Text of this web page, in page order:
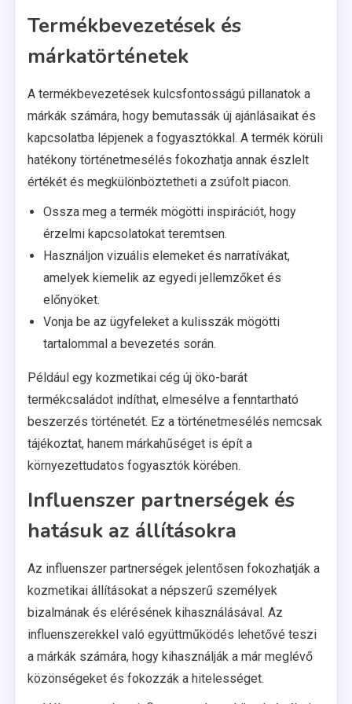
Termékbevezetések és
márkatörténetek
A termékbevezetések kulcsfontosságú pillanatok a
márkák számára, hogy bemutassák új ajánlásaikat és
kapcsolatba lépjenek a fogyasztókkal. A termék körüli
hatékony történetmesélés fokozhatja annak észlelt
értékét és megkülönböztetheti a zsúfolt piacon.
Ossza meg a termék mögötti inspirációt, hogy
érzelmi kapcsolatokat teremtsen.
Használjon vizuális elemeket és narratívákat,
amelyek kiemelik az egyedi jellemzőket és
előnyöket.
Vonja be az ügyfeleket a kulisszák mögötti
tartalommal a bevezetés során.
Például egy kozmetikai cég új öko-barát
termékcsaládot indíthat, elmesélve a fenntartható
beszerzés történetét. Ez a történetmesélés nemcsak
tájékoztat, hanem márkahűséget is épít a
környezettudatos fogyasztók körében.
Influenszer partnerségek és
hatásuk az állításokra
Az influenszer partnerségek jelentősen fokozhatják a
kozmetikai állításokat a népszerű személyek
bizalmának és elérésének kihasználásával. Az
influenszerekkel való együttműködés lehetővé teszi
a márkák számára, hogy kihasználják a már meglévő
közönségeket és fokozzák a hitelességet.